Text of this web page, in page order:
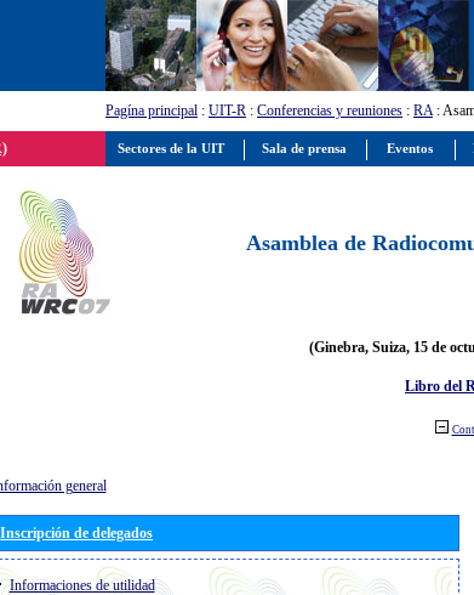
Pagína principal : UIT-R : Conferencias y reuniones : RA:
Asamblea de
(Ginebra, Suiza, 15 de
Libro del
general
Inscripción de delegados
Informaciones de utilidad
Sectores de la UIT Sala de prensa Eventos